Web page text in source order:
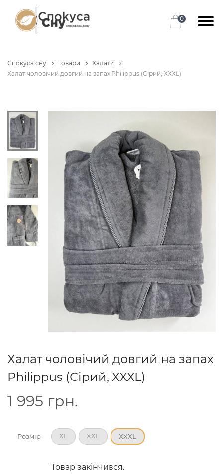
0
Спокуса сну Товари
Халати
Халат чоловічий довгий на запах Philippus (Сірий, XXXL)
Халат чоловічий довгий на запах
Philippus (Сірий, XXXL)
1 995 грн.
Розмір XL XXL XXXL
Товар закінчився.